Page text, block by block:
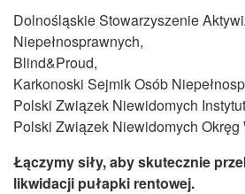
Dolnośląskie Stowarzyszenie
Niepełnosprawnych,
Blind&Proud,
Karkonoski Sejmik Osób
Polski Związek Niewidomych
Polski Związek Niewidomych Okręg
Łączymy siły, aby skutecznie
likwidacji pułapki rentowej.